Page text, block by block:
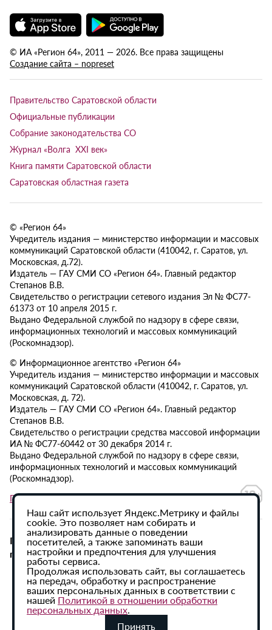
© ИА «Регион 64», 2011 — 2026. Все права защищены
Создание сайта – nopreset
Правительство Саратовской области
Официальные публикации
Собрание законодательства СО
Журнал «Волга XXI век»
Книга памяти Саратовской области
Саратовская областная газета
© «Регион 64»
Учредитель издания — министерство информации и массовых
коммуникаций Саратовской области (410042, г. Саратов, ул.
Московская, д.72).
Издатель — ГАУ СМИ СО «Регион 64». Главный редактор
Степанов В.В.
Свидетельство о регистрации сетевого издания Эл № ФС77-
61373 от 10 апреля 2015 г.
Выдано Федеральной службой по надзору в сфере связи,
информационных технологий и массовых коммуникаций
(Роскомнадзор).
© Информационное агентство «Регион 64»
Учредитель издания — министерство информации и массовых
коммуникаций Саратовской области (410042, г. Саратов, ул.
Московская, д. 72).
Издатель — ГАУ СМИ СО «Регион 64». Главный редактор
Степанов В.В.
Свидетельство о регистрации средства массовой информации
ИА № ФС77-60442 от 30 декабря 2014 г.
Выдано Федеральной службой по надзору в сфере связи,
информационных технологий и массовых коммуникаций
(Роскомнадзор).
Политика в отношении обработки персональных данных
При использовании материалов сайта активная
гиперссылка на ИА «Регион 64» обязательна.
Наш сайт использует Яндекс.Метрику и файлы
cookie. Это позволяет нам собирать и
анализировать данные о поведении
посетителей, а также запоминать ваши
настройки и предпочтения для улучшения
работы сервиса.
Продолжая использовать сайт, вы соглашаетесь
на передач, обработку и распространение
ваших персональных данных в соответствии с
нашей Политикой в отношении обработки
персональных данных.
Принять